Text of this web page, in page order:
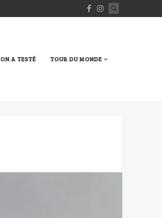
ON A TESTÉ TOUR DU MONDE